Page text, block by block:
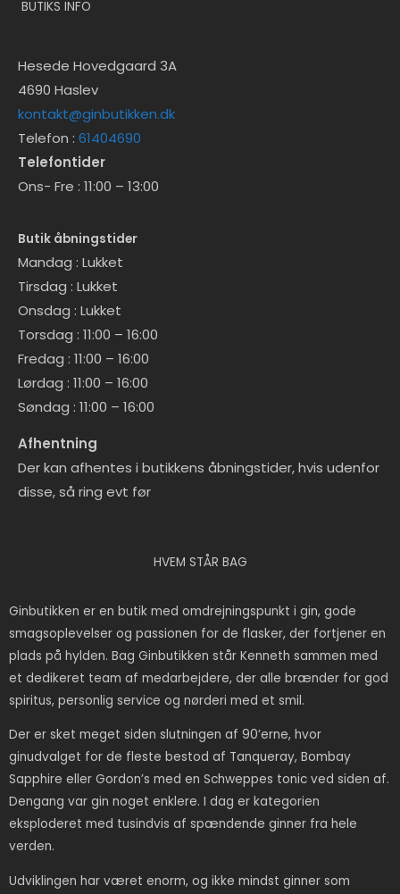
BUTIKS INFO
Hesede Hovedgaard 3A
4690 Haslev
kontakt@ginbutikken.dk
Telefon : 61404690
Telefontider
Ons- Fre : 11:00 – 13:00
Butik åbningstider
Mandag : Lukket
Tirsdag : Lukket
Onsdag : Lukket
Torsdag : 11:00 – 16:00
Fredag : 11:00 – 16:00
Lørdag : 11:00 – 16:00
Søndag : 11:00 – 16:00
Afhentning
Der kan afhentes i butikkens åbningstider, hvis udenfor
disse, så ring evt før
HVEM STÅR BAG
Ginbutikken er en butik med omdrejningspunkt i gin, gode
smagsoplevelser og passionen for de flasker, der fortjener en
plads på hylden. Bag Ginbutikken står Kenneth sammen med
et dedikeret team af medarbejdere, der alle brænder for god
spiritus, personlig service og nørderi med et smil.
Der er sket meget siden slutningen af 90’erne, hvor
ginudvalget for de fleste bestod af Tanqueray, Bombay
Sapphire eller Gordon’s med en Schweppes tonic ved siden af.
Dengang var gin noget enklere. I dag er kategorien
eksploderet med tusindvis af spændende ginner fra hele
verden.
Udviklingen har været enorm, og ikke mindst ginner som